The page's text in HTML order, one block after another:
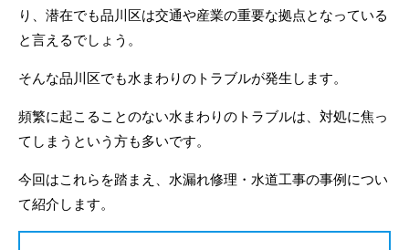
り、潜在でも品川区は交通や産業の重要な拠点となっている
と言えるでしょう。
そんな品川区でも水まわりのトラブルが発生します。
頻繁に起こることのない水まわりのトラブルは、対処に焦っ
てしまうという方も多いです。
今回はこれらを踏まえ、水漏れ修理・水道工事の事例につい
て紹介します。